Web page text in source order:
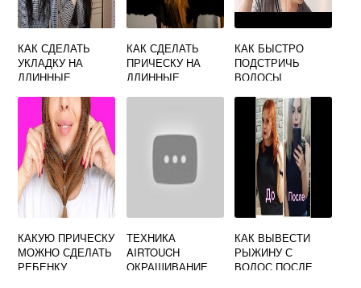
КАК СДЕЛАТЬ
УКЛАДКУ НА
ДЛИННЫЕ
КАК СДЕЛАТЬ
ПРИЧЕСКУ НА
ДЛИННЫЕ
САМОЙ СЕБЕ
КАК БЫСТРО
ПОДСТРИЧЬ
ВОЛОСЫ
КАКУЮ ПРИЧЕСКУ
МОЖНО СДЕЛАТЬ
РЕБЕНКУ
ТЕХНИКА
AIRTOUCH
ОКРАШИВАНИЕ
КАК ВЫВЕСТИ
РЫЖИНУ С
ВОЛОС ПОСЛЕ